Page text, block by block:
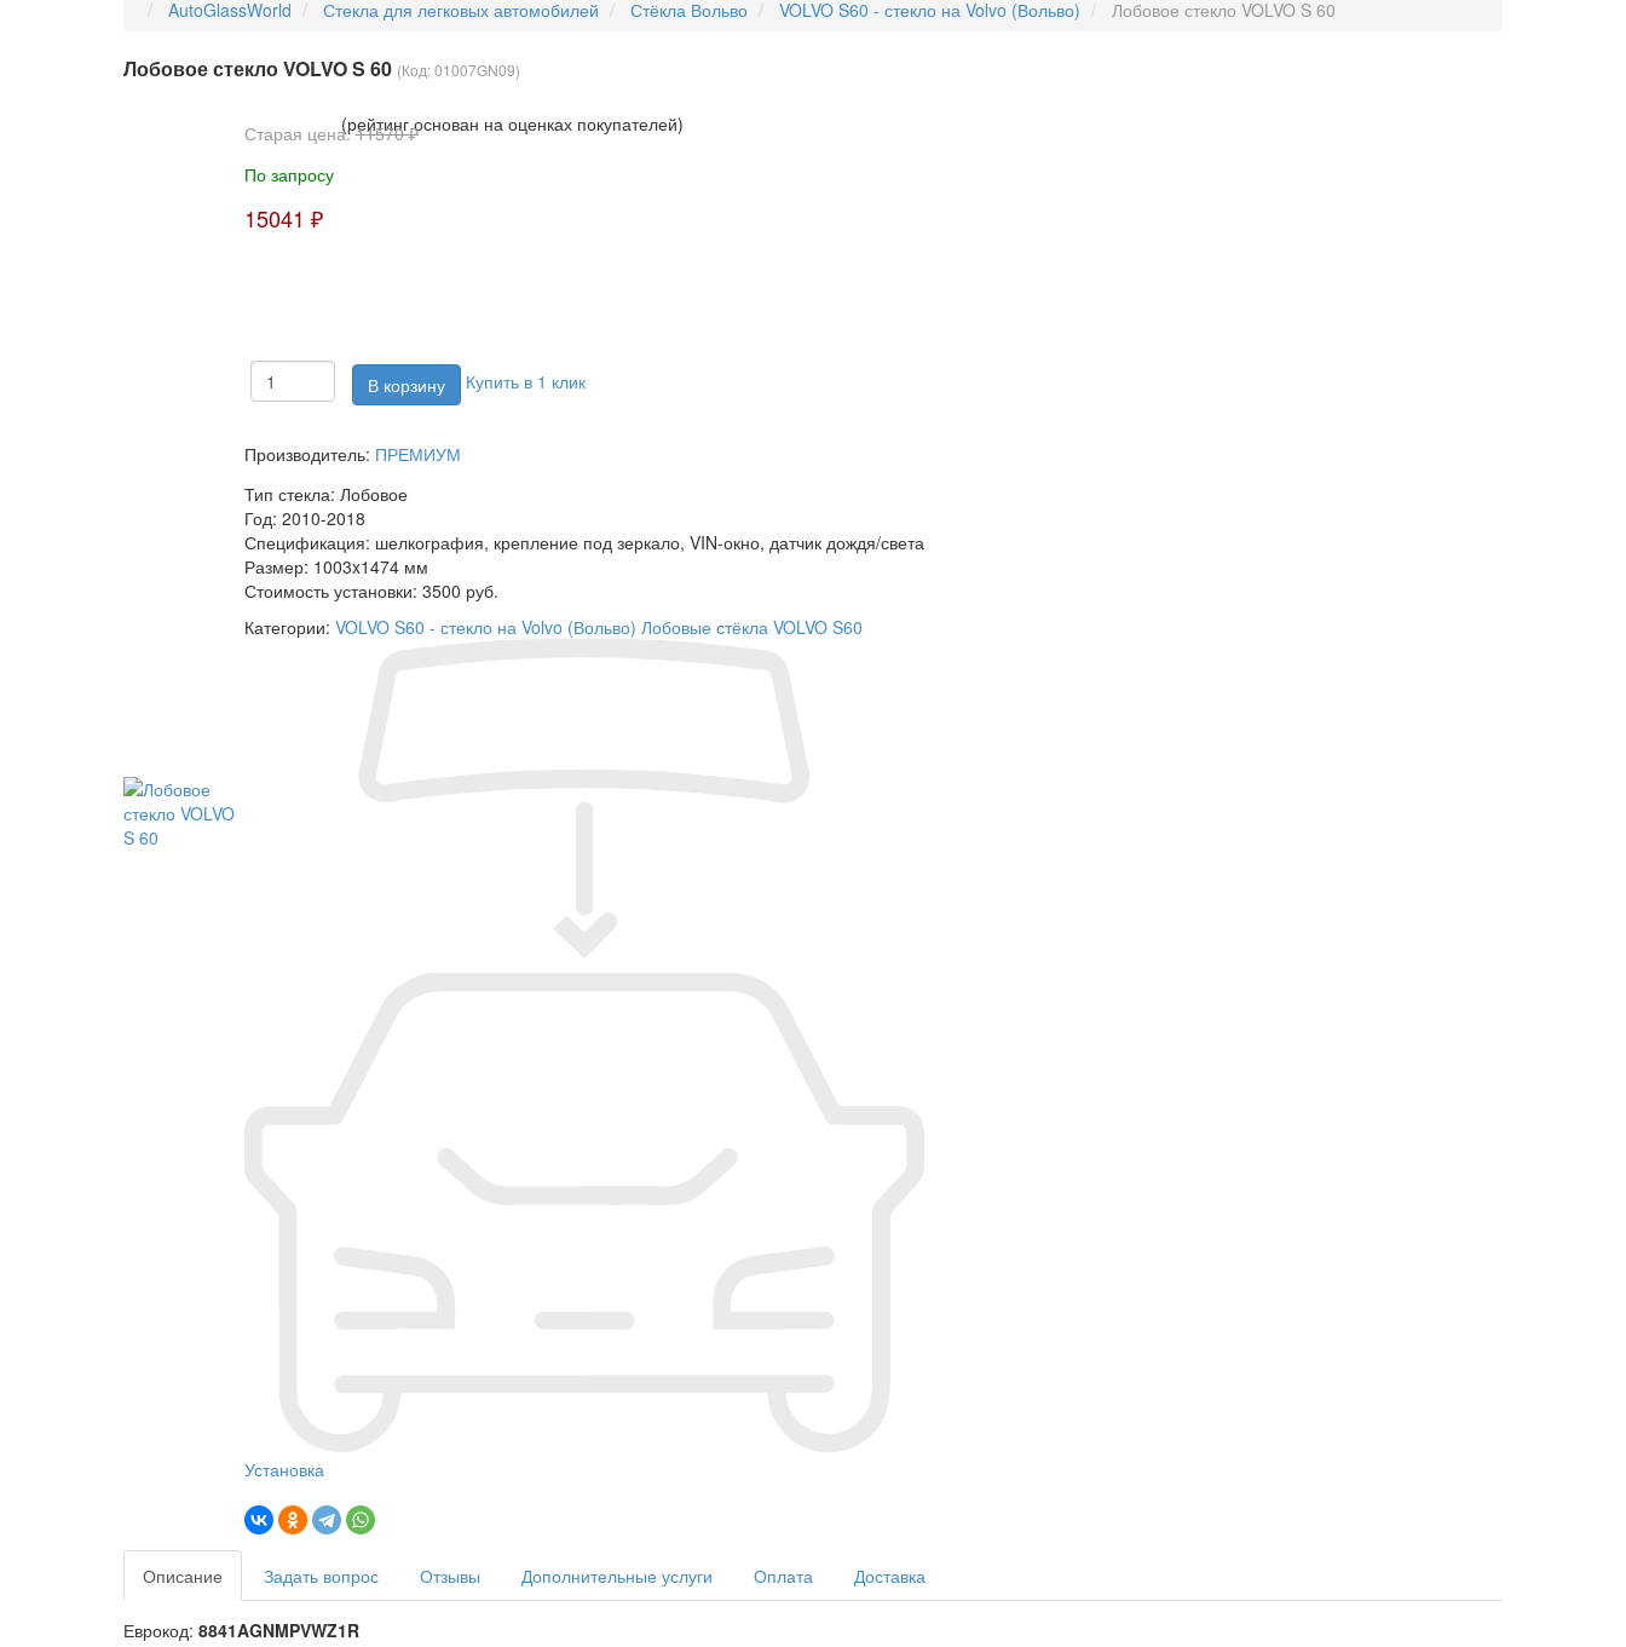
AutoGlassWorld Стекла для легковых автомобилей Стёкла Вольво VOLVO S60 - стекло на Volvo (Вольво) Лобовое стекло VOLVO S 60
Лобовое стекло VOLVO S 60 (Код:01007GN09)
(рейтинг основан на оценках покупателей)
Старая цена:11570 ₽
По запросу
15041 ₽
Купить в 1 клик
Производитель: ПРЕМИУМ
Тип стекла: Лобовое
Год: 2010-2018
Спецификация: шелкография, крепление под зеркало, VIN-окно, датчик дождя/света
Размер: 1003x1474 мм
Стоимость установки: 3500 руб.
Категории: VOLVO S60 - стекло на Volvo (Вольво) Лобовые стёкла VOLVO S60
Установка
Описание Задать вопрос Отзывы Дополнительные услуги Оплата Доставка
Еврокод: 8841AGNMPVWZ1R